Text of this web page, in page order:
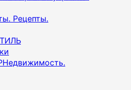
Рецепты.
Недвижимость.